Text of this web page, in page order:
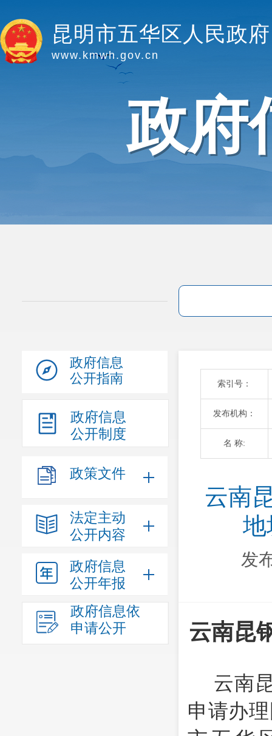
昆明市五华区人民政府
www.kmwh.gov.cn
政府
政府信息
公开指南
政府信息
公开制度
政策文件
法定主动
公开内容
政府信息
公开年报
政府信息依
申请公开
索引号：
发布机构：
名 称:
云南
地
发
云南昆
云南
申请办